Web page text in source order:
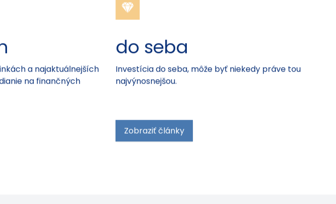
a najaktuálnejších
na finančných
do seba
Investícia do seba, môže byť niekedy práve tou
najvýnosnejšou.
Zobraziť články